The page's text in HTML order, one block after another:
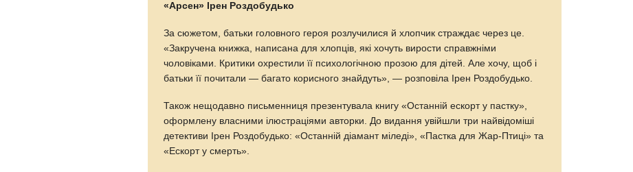
«Арсен» Ірен Роздобудько
За сюжетом, батьки головного героя розлучилися й хлопчик страждає через це.
«Закручена книжка, написана для хлопців, які хочуть вирости справжніми
чоловіками. Критики охрестили її психологічною прозою для дітей. Але хочу, щоб і
батьки її почитали — багато корисного знайдуть», — розповіла Ірен Роздобудько.
Також нещодавно письменниця презентувала книгу «Останній ескорт у пастку»,
оформлену власними ілюстраціями авторки. До видання увійшли три найвідоміші
детективи Ірен Роздобудько: «Останній діамант міледі», «Пастка для Жар-Птиці» та
«Ескорт у смерть».